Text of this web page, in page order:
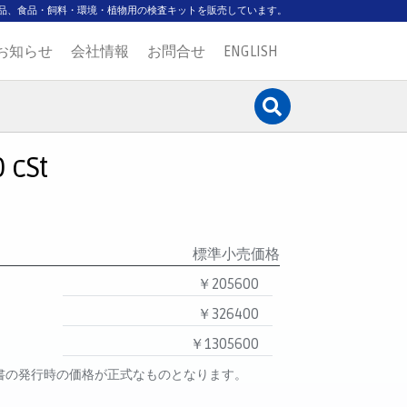
食品・飼料・環境・植物用の検査キットを販売しています。
知らせ 会社情報 お問合せ ENGLISH
cSt
標準小売価格
￥205600
￥326400
￥1305600
発行時の価格が正式なものとなります。